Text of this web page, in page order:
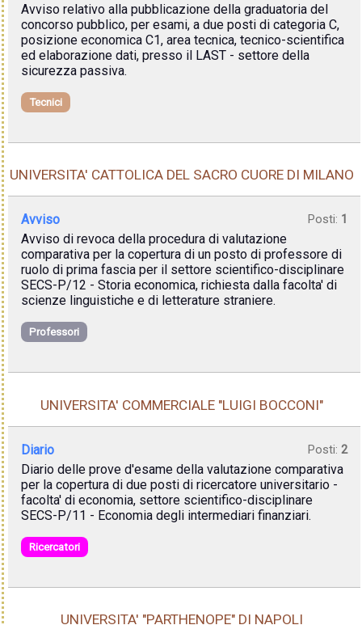
Avviso relativo alla pubblicazione della graduatoria del
concorso pubblico, per esami, a due posti di categoria C,
posizione economica C1, area tecnica, tecnico-scientifica
ed elaborazione dati, presso il LAST - settore della
sicurezza passiva.
Tecnici
UNIVERSITA' CATTOLICA DEL SACRO CUORE DI MILANO
Avviso Posti: 1
Avviso di revoca della procedura di valutazione
comparativa per la copertura di un posto di professore di
ruolo di prima fascia per il settore scientifico-disciplinare
SECS-P/12 - Storia economica, richiesta dalla facolta' di
scienze linguistiche e di letterature straniere.
Professori
UNIVERSITA' COMMERCIALE "LUIGI BOCCONI"
Diario Posti: 2
Diario delle prove d'esame della valutazione comparativa
per la copertura di due posti di ricercatore universitario -
facolta' di economia, settore scientifico-disciplinare
SECS-P/11 - Economia degli intermediari finanziari.
Ricercatori
UNIVERSITA' "PARTHENOPE" DI NAPOLI